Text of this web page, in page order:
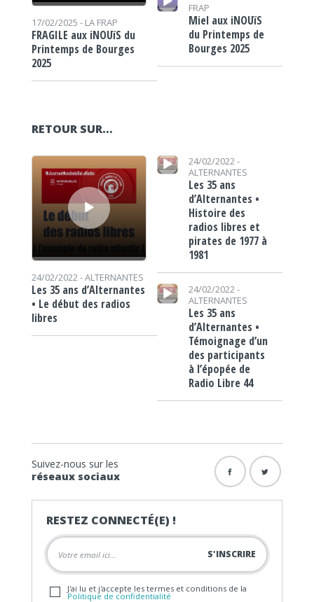
17/02/2025 - LA FRAP
FRAGILE aux iNOUïS du
Printemps de Bourges
2025
FRAP
Miel aux iNOUïS
du Printemps de
Bourges 2025
RETOUR SUR…
Lecteur audio
24/02/2022 -ALTERNANTES
Les 35 ans d’Alternantes
• Le début des radios
libres
Lecteur audio
24/02/2022 -
ALTERNANTES
Les 35 ans
d’Alternantes •
Histoire des
radios libres et
pirates de 1977 à
1981
Lecteur audio
24/02/2022 -
ALTERNANTES
Les 35 ans
d’Alternantes •
Témoignage d’un
des participants
à l’épopée de
Radio Libre 44
Suivez-nous sur les
réseaux sociaux
RESTEZ CONNECTÉ(E) !
J'ai lu et j'accepte les termes et conditions de la
Politique de confidentialité